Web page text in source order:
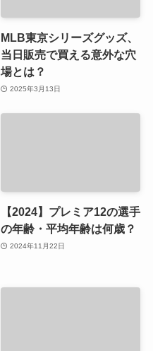
MLB東京シリーズグッズ、
当日販売で買える意外な穴
場とは？
2025年3月13日
【2024】プレミア12の選手
の年齢・平均年齢は何歳？
2024年11月22日